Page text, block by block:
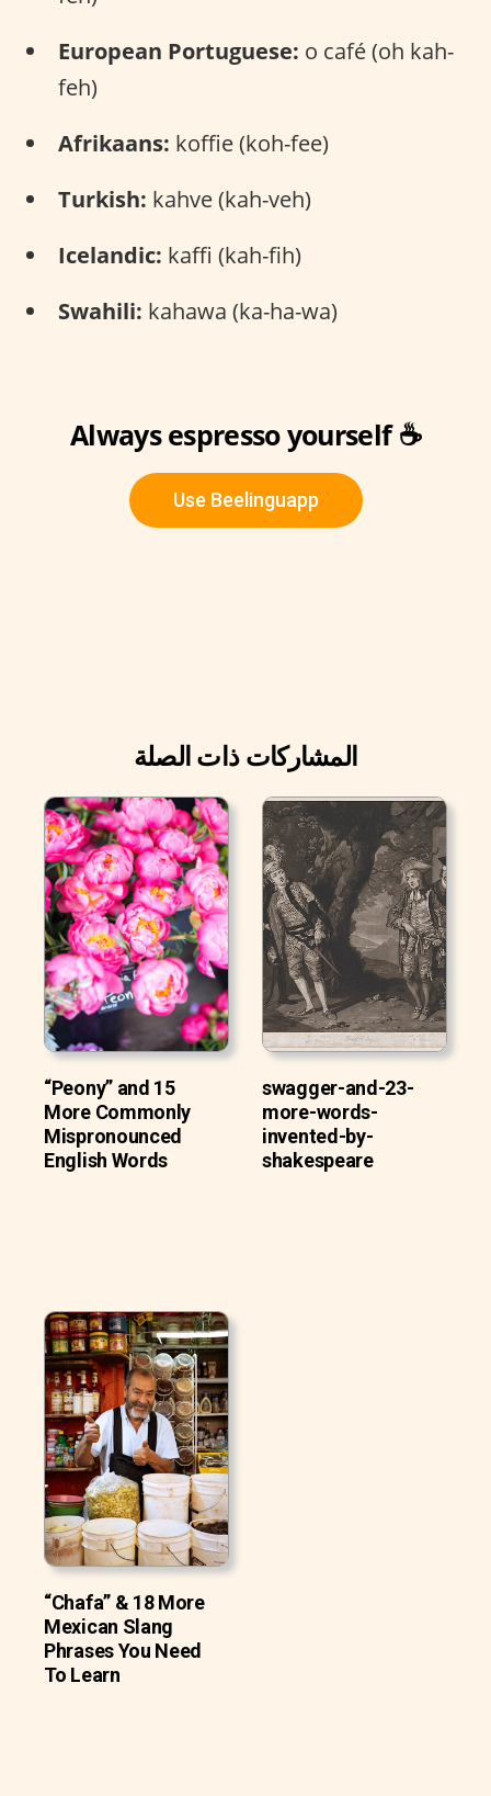
European Portuguese: o café (oh kah-
feh)
Afrikaans: koffie (koh-fee)
Turkish: kahve (kah-veh)
Icelandic: kaffi (kah-fih)
Swahili: kahawa (ka-ha-wa)
Always espresso yourself ☕️
Use Beelinguapp
المشاركات ذات الصلة
“Peony” and 15
More Commonly
Mispronounced
English Words
swagger-and-23-
more-words-
invented-by-
shakespeare
“Chafa” & 18 More
Mexican Slang
Phrases You Need
To Learn